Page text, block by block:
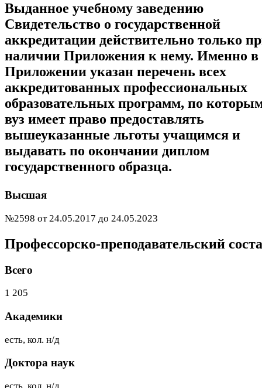
Выданное учебному заведению
Свидетельство о государственной
аккредитации действительно только
наличии Приложения к нему. Именно в
Приложении указан перечень всех
аккредитованных профессиональных
образовательных программ, по
вуз имеет право предоставлять
вышеуказанные льготы учащимся и
выдавать по окончании диплом
государственного образца.
Высшая
№2598 от 24.05.2017 до 24.05.2023
Профессорско-преподавательский
Всего
1 205
Академики
есть, кол. н/д
Доктора наук